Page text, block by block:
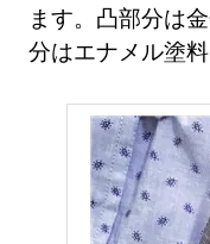
ます。凸部分は
分はエナメル塗